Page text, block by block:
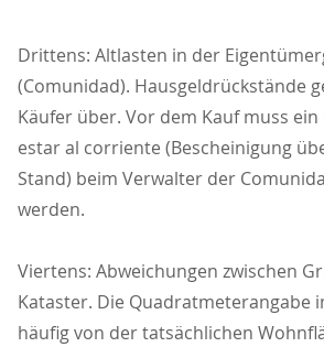
Drittens: Altlasten in der
(Comunidad). Hausgeldrückstände
Käufer über. Vor dem Kauf muss
estar al corriente (Bescheinigung
Stand) beim Verwalter der
werden.
Viertens: Abweichungen zwischen
Kataster. Die Quadratmeterangabe
häufig von der tatsächlichen